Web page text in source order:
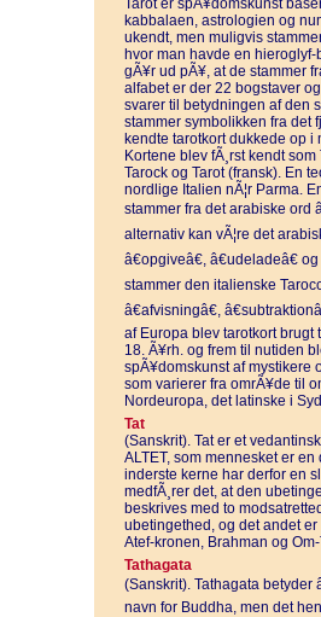
Tarot er spÃ¥domskunst
kabbalaen, astrologien og
ukendt, men muligvis
hvor man havde en
gÃ¥r ud pÃ¥, at de stammer
alfabet er der 22 bogstaver
svarer til betydningen af den
stammer symbolikken fra det
kendte tarotkort dukkede op
Kortene blev fÃ¸rst kendt
Tarock og Tarot (fransk). En
nordlige Italien nÃ¦r Parma.
stammer fra det arabiske ord
alternativ kan vÃ¦re det
â€opgiveâ€, â€udeladeâ€
stammer den italienske
â€afvisningâ€,
af Europa blev tarotkort brugt
18. Ã¥rh. og frem til nutiden
spÃ¥domskunst af mystikere
som varierer fra omrÃ¥de til
Nordeuropa, det latinske i
Tat
(Sanskrit). Tat er et
ALTET, som mennesket er
inderste kerne har derfor en
medfÃ¸rer det, at den
beskrives med to
ubetingethed, og det andet
Atef-kronen, Brahman og
Tathagata
(Sanskrit). Tathagata betyder
navn for Buddha, men det